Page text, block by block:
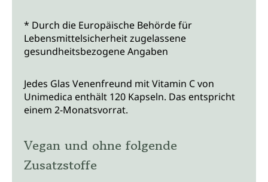
* Durch die Europäische Behörde für
Lebensmittelsicherheit zugelassene
gesundheitsbezogene Angaben
Jedes Glas Venenfreund mit Vitamin C von
Unimedica enthält 120 Kapseln. Das entspricht
einem 2-Monatsvorrat.
Vegan und ohne folgende
Zusatzstoffe